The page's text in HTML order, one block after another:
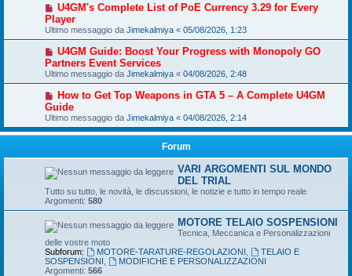
U4GM's Complete List of PoE Currency 3.29 for Every
Player
Ultimo messaggio da Jimekalmiya « 05/08/2026, 1:23
U4GM Guide: Boost Your Progress with Monopoly GO
Partners Event Services
Ultimo messaggio da Jimekalmiya « 04/08/2026, 2:48
How to Get Top Weapons in GTA 5 – A Complete U4GM
Guide
Ultimo messaggio da Jimekalmiya « 04/08/2026, 2:14
Forum
VARI ARGOMENTI SUL MONDO
DEL TRIAL
Tutto su tutto, le novità, le discussioni, le notizie e tutto in tempo reale
Argomenti: 580
MOTORE TELAIO SOSPENSIONI
Tecnica, Meccanica e Personalizzazioni
delle vostre moto
Subforum:
MOTORE-TARATURE-REGOLAZIONI
TELAIO E
SOSPENSIONI
MODIFICHE E PERSONALIZZAZIONI
Argomenti: 566